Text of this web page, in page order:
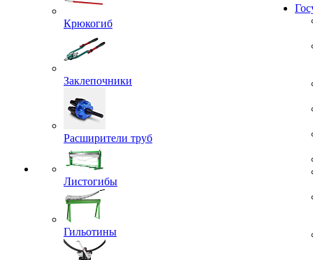
Крюкогиб
Заклепочники
Расширители труб
Листогибы
Гильотины